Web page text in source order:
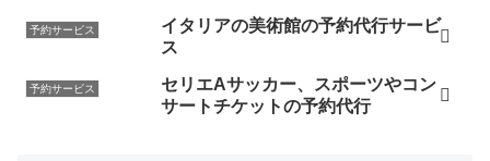
予約サービス
イタリアの美術館の予約代行サービ
ス
予約サービス
セリエAサッカー、スポーツやコン
サートチケットの予約代行